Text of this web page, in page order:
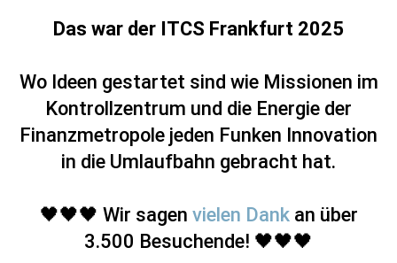
Das war der ITCS Frankfurt 2025
Wo Ideen gestartet sind wie Missionen im
Kontrollzentrum und die Energie der
Finanzmetropole jeden Funken Innovation
in die Umlaufbahn gebracht hat.
🖤🖤🖤 Wir sagen vielen Dankan über
3.500 Besuchende! 🖤🖤🖤